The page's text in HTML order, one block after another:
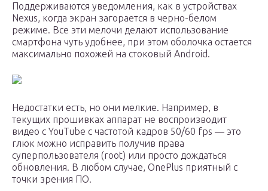
Поддерживаются уведомления, как в устройствах
Nexus, когда экран загорается в черно-белом
режиме. Все эти мелочи делают использование
смартфона чуть удобнее, при этом оболочка остается
максимально похожей на стоковый Android.
Недостатки есть, но они мелкие. Например, в
текущих прошивках аппарат не воспроизводит
видео с YouTube с частотой кадров 50/60 fps — это
глюк можно исправить получив права
суперпользователя (root) или просто дождаться
обновления. В любом случае, OnePlus приятный с
точки зрения ПО.